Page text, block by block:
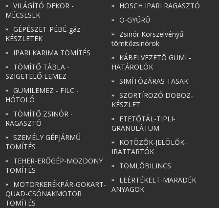
VILÁGÍTÓ DEKOR -
MÉCSESEK
GÉPÉSZET-PÉBÉ-gáz -
KÉSZLETEK
IPARI KARIMA TÖMÍTÉS
TÖMÍTŐ TÁBLA -
SZIGETELŐ LEMEZ
GUMILEMEZ - FILC -
HÓTOLÓ
TÖMÍTŐ ZSINÓR -
RAGASZTÓ
SZEMÉLY GÉPJÁRMŰ
TÖMÍTÉS
TEHER-ERŐGÉP-MOZDONY
TÖMÍTÉS
MOTORKERÉKPÁR-GOKART-
QUAD-CSÓNAKMOTOR
TÖMÍTÉS
HOSCH IPARI RAGASZTÓ
O-GYŰRŰ
Zsinór Körszelvényű
tömítőzsinórok
KÁBELVEZETŐ GUMI -
HATÁROLÓK
SIMÍTÓZÁRAS TASAK
SZORTÍROZÓ DOBOZ-
KÉSZLET
ETETŐTÁL-TIPLI-
GRANULÁTUM
KÖTÖZŐK-JELÖLŐK-
IRATTARTÓK
TÖMLŐBILINCS
LEÉRTÉKELT-MARADÉK
ANYAGOK